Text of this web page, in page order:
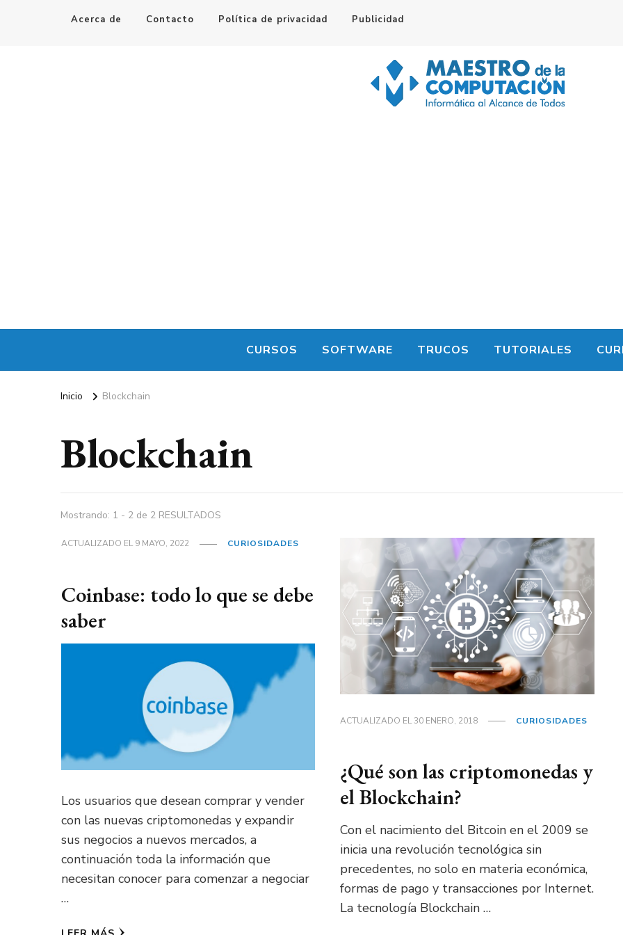
Acerca de Contacto Política de privacidad Publicidad
CURSOS SOFTWARE TRUCOS TUTORIALES
Inicio Blockchain
Blockchain
Mostrando: 1 - 2 de 2 RESULTADOS
ACTUALIZADO EL9 MAYO, 2022 CURIOSIDADES
Coinbase: todo lo que se debe
saber
Los usuarios que desean comprar y vender
con las nuevas criptomonedas y expandir
sus negocios a nuevos mercados, a
continuación toda la información que
necesitan conocer para comenzar a negociar
…
ACTUALIZADO EL30 ENERO, 2018 CURIOSIDADES
¿Qué son las criptomonedas y
el Blockchain?
Con el nacimiento del Bitcoin en el 2009 se
inicia una revolución tecnológica sin
precedentes, no solo en materia económica,
formas de pago y transacciones por Internet.
La tecnología Blockchain …